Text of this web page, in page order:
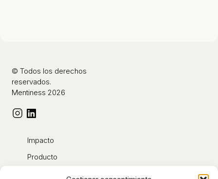
© Todos los derechos
reservados.
Mentiness 2026
Impacto
Producto